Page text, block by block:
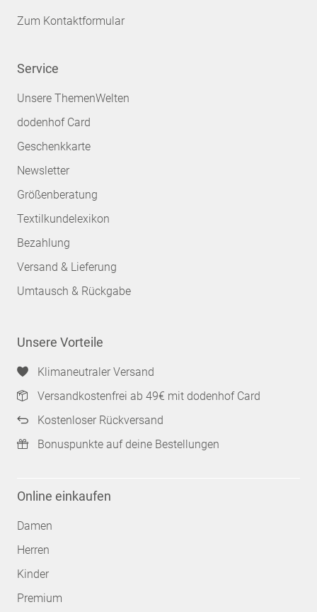
Zum Kontaktformular
Service
Unsere ThemenWelten
dodenhof Card
Geschenkkarte
Newsletter
Größenberatung
Textilkundelexikon
Bezahlung
Versand & Lieferung
Umtausch & Rückgabe
Unsere Vorteile
Klimaneutraler Versand
Versandkostenfrei ab 49€ mit dodenhof Card
Kostenloser Rückversand
Bonuspunkte auf deine Bestellungen
Online einkaufen
Damen
Herren
Kinder
Premium